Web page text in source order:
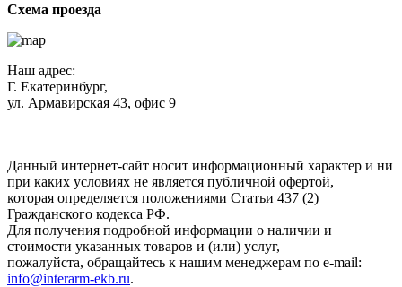
Схема проезда
Наш адрес:
Г. Екатеринбург,
ул. Армавирская 43, офис 9
Данный интернет-сайт носит информационный характер и ни
при каких условиях не является публичной офертой,
которая определяется положениями Статьи 437 (2)
Гражданского кодекса РФ.
Для получения подробной информации о наличии и
стоимости указанных товаров и (или) услуг,
пожалуйста, обращайтесь к нашим менеджерам по e-mail:
info@interarm-ekb.ru.